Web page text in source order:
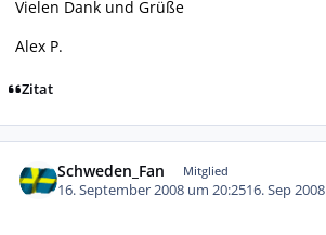
Vielen Dank und Grüße
Alex P.
Zitat
Schweden_Fan Mitglied
16. September 2008 um 20:2516. Sep 2008